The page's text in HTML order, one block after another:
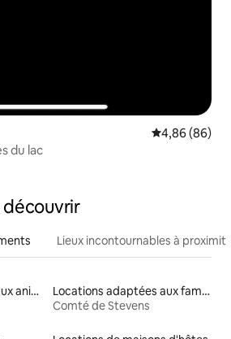
Évaluation
4,86 (86)
du lac
découvrir
Lieux incontournables à
Locations adaptées aux animaux
Locations adaptées aux familles
Comté de Stevens